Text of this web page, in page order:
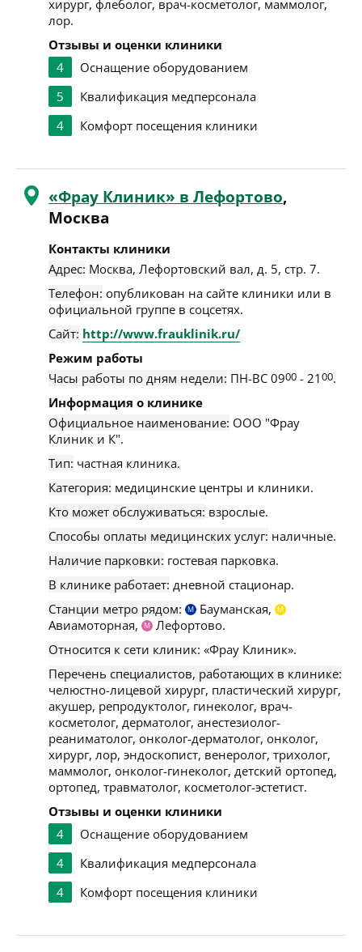
хирург, флеболог, врач-косметолог, маммолог,
лор.
Отзывы и оценки клиники
4
Оснащение оборудованием
5
Квалификация медперсонала
4
Комфорт посещения клиники
«Фрау Клиник» в Лефортово,
Москва
Контакты клиники
Адрес: Москва, Лефортовский вал, д. 5, стр. 7.
Телефон: опубликован на сайте клиники или в
официальной группе в соцсетях.
Сайт: http://www.frauklinik.ru/
Режим работы
Часы работы по дням недели: ПН-ВС 0900 - 2100.
Информация о клинике
Официальное наименование: ООО "Фрау
Клиник и К".
Тип: частная клиника.
Категория: медицинские центры и клиники.
Кто может обслуживаться: взрослые.
Способы оплаты медицинских услуг: наличные.
Наличие парковки: гостевая парковка.
В клинике работает: дневной стационар.
Станции метро рядом:
М Бауманская, М
Авиамоторная, М Лефортово.
Относится к сети клиник: «Фрау Клиник».
Перечень специалистов, работающих в клинике:
челюстно-лицевой хирург, пластический хирург,
акушер, репродуктолог, гинеколог, врач-
косметолог, дерматолог, анестезиолог-
реаниматолог, онколог-дерматолог, онколог,
хирург, лор, эндоскопист, венеролог, трихолог,
маммолог, онколог-гинеколог, детский ортопед,
ортопед, травматолог, косметолог-эстетист.
Отзывы и оценки клиники
4
Оснащение оборудованием
4
Квалификация медперсонала
4
Комфорт посещения клиники